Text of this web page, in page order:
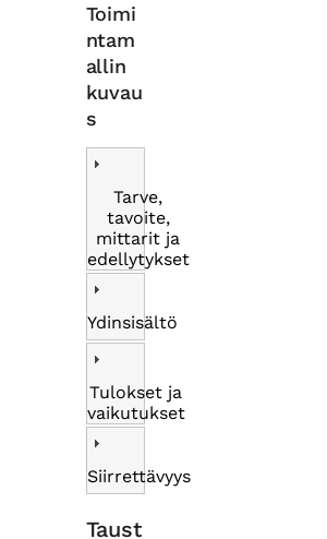
Toimi
ntam
allin
kuvau
s
Tarve,
tavoite,
mittarit ja
edellytykset
Ydinsisältö
Tulokset ja
vaikutukset
Siirrettävyys
Taust